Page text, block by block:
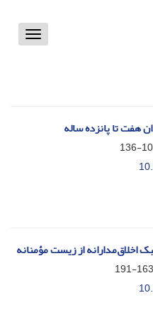
Toggle
هفت تا پانزده ساله
اخلاق‌مدارانه از زیست مؤمنانه
163-191